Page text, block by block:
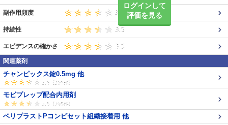
ログインして
評価を見る
副作用頻度
持続性
エビデンスの確かさ
関連薬剤
チャンピックス錠0.5mg 他
モビプレップ配合内用剤
ベリプラストPコンビセット組織接着用 他